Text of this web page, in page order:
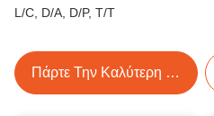
L/C, D/A, D/P, T/T
Πάρτε Την Καλύτερη Τιμή